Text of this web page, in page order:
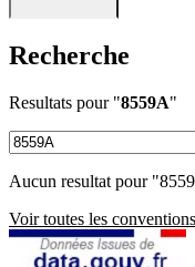
Recherche
Resultats pour "8559A"
Aucun resultat pour
Voir toutes les conventions